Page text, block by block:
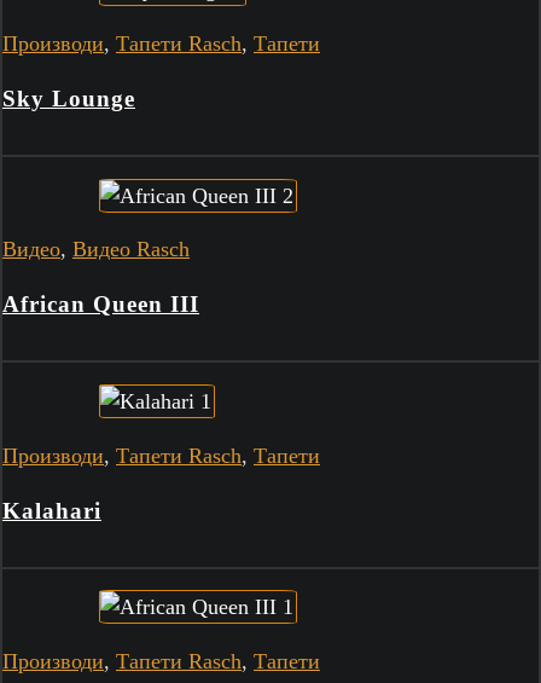
Производи, Тапети Rasch, Тапети
Sky Lounge
Видео, Видео Rasch
African Queen III
Производи, Тапети Rasch, Тапети
Kalahari
Производи, Тапети Rasch, Тапети